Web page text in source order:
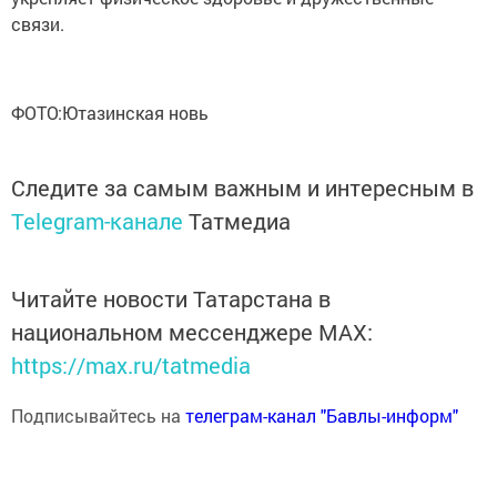
связи.
ФОТО:Ютазинская новь
Следите за самым важным и интересным в
Telegram-канале Татмедиа
Читайте новости Татарстана в
национальном мессенджере MАХ:
https://max.ru/tatmedia
Подписывайтесь на телеграм-канал "Бавлы-информ"